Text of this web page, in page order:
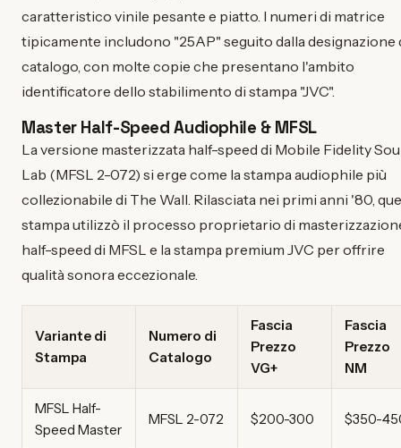
caratteristico vinile pesante e piatto. I numeri di matrice
tipicamente includono "25AP" seguito dalla designazione
catalogo, con molte copie che presentano l'ambito
identificatore dello stabilimento di stampa "JVC".
Master Half-Speed Audiophile & MFSL
La versione masterizzata half-speed di Mobile Fidelity
Lab (MFSL 2-072) si erge come la stampa audiophile più
collezionabile di The Wall. Rilasciata nei primi anni '80,
stampa utilizzò il processo proprietario di
half-speed di MFSL e la stampa premium JVC per offrire
qualità sonora eccezionale.
Variante di
Stampa
Numero di
Catalogo
Fascia
Prezzo
VG+
Fascia
Prezzo
NM
MFSL Half-
Speed Master
MFSL 2-072 $200-300 $350-